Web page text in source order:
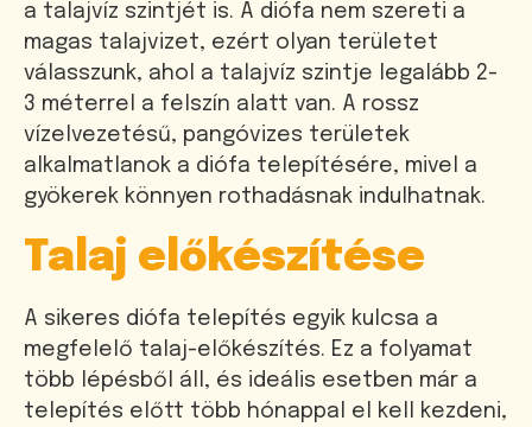
a talajvíz szintjét is. A diófa nem szereti a
magas talajvizet, ezért olyan területet
válasszunk, ahol a talajvíz szintje legalább 2-
3 méterrel a felszín alatt van. A rossz
vízelvezetésű, pangóvizes területek
alkalmatlanok a diófa telepítésére, mivel a
gyökerek könnyen rothadásnak indulhatnak.
Talaj előkészítése
A sikeres diófa telepítés egyik kulcsa a
megfelelő talaj-előkészítés. Ez a folyamat
több lépésből áll, és ideális esetben már a
telepítés előtt több hónappal el kell kezdeni,